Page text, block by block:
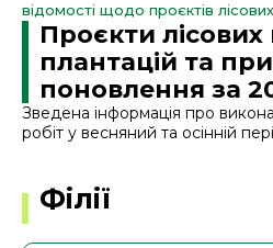
відомості щодо проєктів
Проєкти лісових
плантацій та
поновлення за
Зведена інформація про
робіт у весняний та осінній
Філії